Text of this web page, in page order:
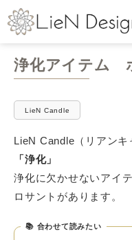
浄化アイテム
LieN Candle
LieN Candle（リアン
「浄化」
浄化に欠かせないアイ
ロサントがあります。
合わせて読みたい